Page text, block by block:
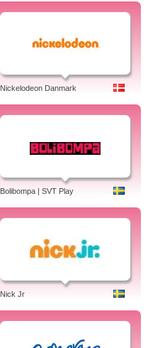
Nickelodeon Danmark
Bolibompa | SVT Play
Nick Jr